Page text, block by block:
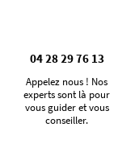
04 28 29 76 13
Appelez nous ! Nos
experts sont là pour
vous guider et vous
conseiller.